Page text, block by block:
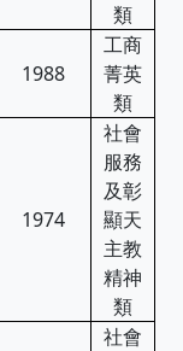
類
1988
工商
菁英
類
1974
社會
服務
及彰
顯天
主教
精神
類
社會